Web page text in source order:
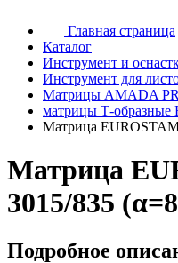
Главная страница
Каталог
Инструмент и
Инструмент для
Матрицы AMADA
матрицы Т-образные
Матрица
Матрица
3015/835
Подробное